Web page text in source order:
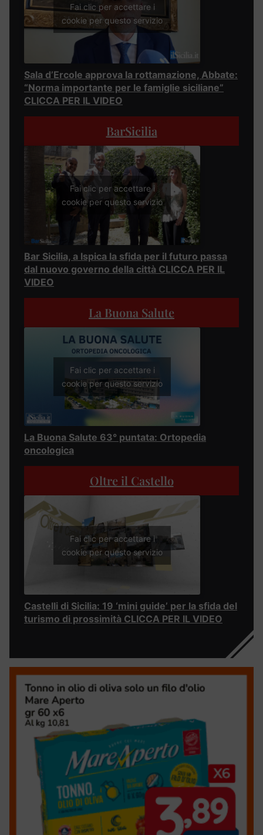
Fai clic per accettare i
cookie per questo servizio
Sala d’Ercole approva la rottamazione, Abbate:
“Norma importante per le famiglie siciliane”
CLICCA PER IL VIDEO
BarSicilia
Fai clic per accettare i
cookie per questo servizio
Bar Sicilia, a Ispica la sfida per il futuro passa
dal nuovo governo della città CLICCA PER IL
VIDEO
La Buona Salute
Fai clic per accettare i
cookie per questo servizio
La Buona Salute 63° puntata: Ortopedia
oncologica
Oltre il Castello
Fai clic per accettare i
cookie per questo servizio
Castelli di Sicilia: 19 ‘mini guide’ per la sfida del
turismo di prossimità CLICCA PER IL VIDEO